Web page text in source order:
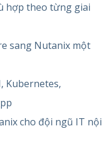
hợp theo từng giai
sang Nutanix một
Kubernetes,
cho đội ngũ IT nội